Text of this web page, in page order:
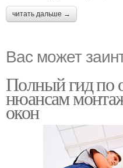
читать дальше →
Вас может
Полный гид по
нюансам
окон